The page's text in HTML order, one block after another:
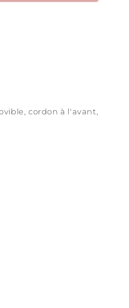
cordon à l'avant,